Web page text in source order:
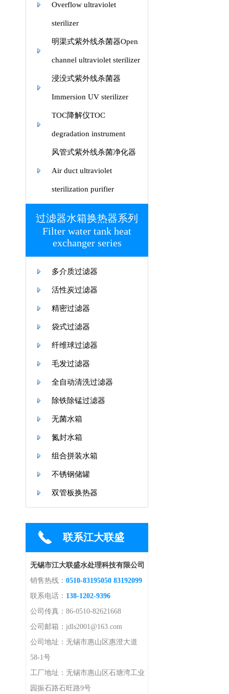
Overflow ultraviolet
sterilizer
明渠式紫外线杀菌器Open
channel ultraviolet sterilizer
浸没式紫外线杀菌器
Immersion UV sterilizer
TOC降解仪TOC
degradation instrument
风管式紫外线杀菌净化器
Air duct ultraviolet
sterilization purifier
过滤器水箱换热器系列
Filter water tank heat
exchanger series
多介质过滤器
活性炭过滤器
精密过滤器
袋式过滤器
纤维球过滤器
毛发过滤器
全自动清洗过滤器
除铁除锰过滤器
无菌水箱
氮封水箱
组合拼装水箱
不锈钢储罐
双管板换热器
联系江大联盛
无锡市江大联盛水处理科技有限公司
销售热线： 0510-83195050 83192099
联系电话： 138-1202-9396
公司传真：86-0510-82621668
公司邮箱：jdls2001@163.com
公司地址：无锡市惠山区惠澄大道
58-1号
工厂地址：无锡市惠山区石塘湾工业
园振石路石旺路9号